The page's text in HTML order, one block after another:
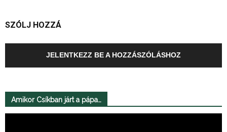
SZÓLJ HOZZÁ
JELENTKEZZ BE A HOZZÁSZÓLÁSHOZ
Amikor Csíkban járt a pápa…